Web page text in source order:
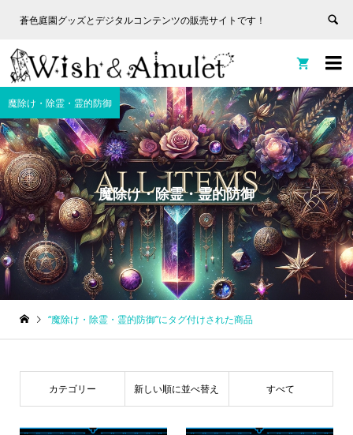
蒼色庭園グッズとデジタルコンテンツの販売サイトです！


魔除け・除霊・霊的防御
魔除け・除霊・霊的防御
“魔除け・除霊・霊的防御”にタグ付けされた商品
カテゴリー 新しい順に並べ替え すべて
蒼色庭園グッズとデジタルコンテンツの販売サイトです！
非表